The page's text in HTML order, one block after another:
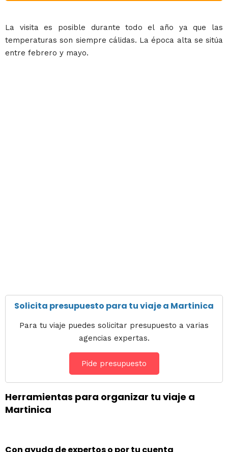
La visita es posible durante todo el año ya que las
temperaturas son siempre cálidas. La época alta se sitúa
entre febrero y mayo.
Solicita presupuesto para tu viaje a Martinica
Para tu viaje puedes solicitar presupuesto a varias
agencias expertas.
Pide presupuesto
Herramientas para organizar tu viaje a
Martinica